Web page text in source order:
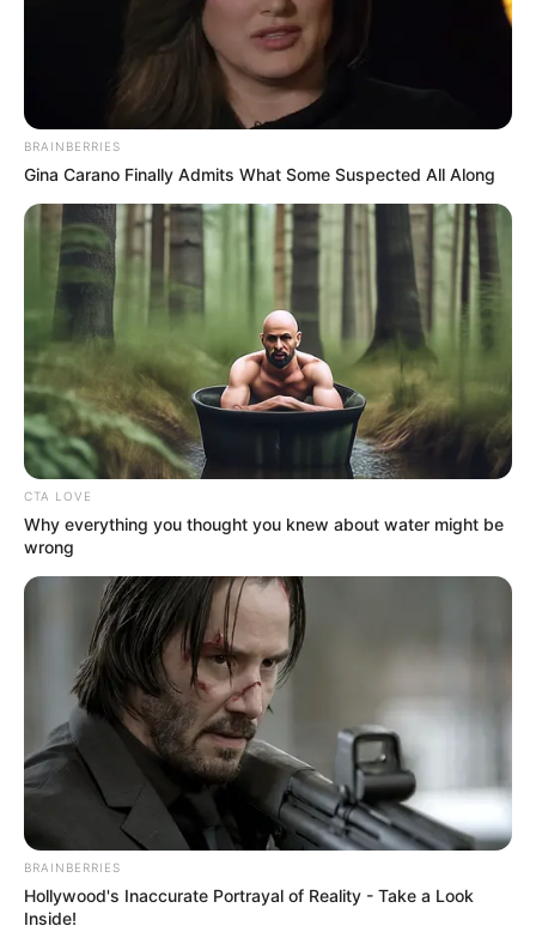
ΔΗΜΟΦΙΛΗ ΑΡΘΡΑ
Η Ρωσία κινητοποίησε το πυρηνικό
υποβρύχιο «K-329 Belgorod» για να
δοκιμάσει την...
Δευτέρα, 3 Οκτωβρίου 2022, 12:38
Η Ρωσία κινητοποίησε το πυρηνικό...
ΕΠΙΚΟΙΝΩΝΙΑ ΑΝΩΘΕΝ. ΠΩΣ
ΓΙΝΕΤΑΙ. ΟΔΗΓΙΕΣ ΓΙΑ
ΑΡΧΑΡΙΟΥΣ ΑΛΛΑ ΚΑΙ
ΣΥΜΒΟΥΛΕΣ ΓΙΑ
ΠΡΟΧΩΡΗΜΕΝΟΥΣ.
Από το 1867 ξέρουν ότι η
Ελλάδα έχει πολύ πετρέλαιο
σύμφωνα με...
BRAINBERRIES
Gina Carano Finally Admits What Some Suspected All Along
CTA LOVE
Why everything you thought you knew about water might be
wrong
BRAINBERRIES
Hollywood's Inaccurate Portrayal of Reality - Take a Look
Inside!